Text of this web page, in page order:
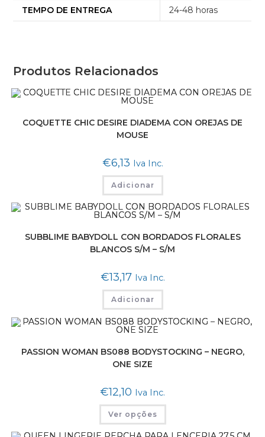
TEMPO DE ENTREGA 24-48 horas
Produtos Relacionados
COQUETTE CHIC DESIRE DIADEMA CON OREJAS DE
MOUSE
€6,13 Iva Inc.
Adicionar
SUBBLIME BABYDOLL CON BORDADOS FLORALES
BLANCOS S/M – S/M
€13,17 Iva Inc.
Adicionar
PASSION WOMAN BS088 BODYSTOCKING – NEGRO,
ONE SIZE
€12,10 Iva Inc.
Ver opções